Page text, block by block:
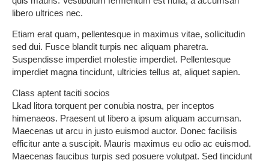
libero ultrices nec.
Etiam erat quam, pellentesque in maximus vitae, sollicitudin
sed dui. Fusce blandit turpis nec aliquam pharetra.
Suspendisse imperdiet molestie imperdiet. Pellentesque
imperdiet magna tincidunt, ultricies tellus at, aliquet sapien.
Class aptent taciti socios
Lkad litora torquent per conubia nostra, per inceptos
himenaeos. Praesent ut libero a ipsum aliquam accumsan.
Maecenas ut arcu in justo euismod auctor. Donec facilisis
efficitur ante a suscipit. Mauris maximus eu odio ac euismod.
Maecenas faucibus turpis sed posuere volutpat. Sed tincidunt